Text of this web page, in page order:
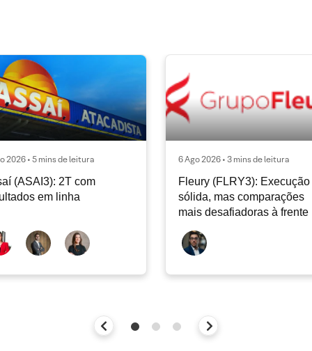
2026 • 5 mins de leitura
(ASAI3): 2T com
em linha
6 Ago 2026 • 3 mins de leitura
Fleury (FLRY3): Execução
sólida, mas comparações
mais desafiadoras à frente